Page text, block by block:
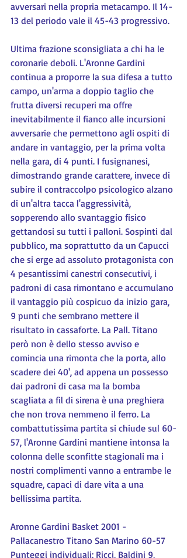
avversari nella propria metacampo. Il 14-
13 del periodo vale il 45-43 progressivo.
Ultima frazione sconsigliata a chi ha le
coronarie deboli. L'Aronne Gardini
continua a proporre la sua difesa a tutto
campo, un'arma a doppio taglio che
frutta diversi recuperi ma offre
inevitabilmente il fianco alle incursioni
avversarie che permettono agli ospiti di
andare in vantaggio, per la prima volta
nella gara, di 4 punti. I fusignanesi,
dimostrando grande carattere, invece di
subire il contraccolpo psicologico alzano
di un'altra tacca l'aggressività,
sopperendo allo svantaggio fisico
gettandosi su tutti i palloni. Sospinti dal
pubblico, ma soprattutto da un Capucci
che si erge ad assoluto protagonista con
4 pesantissimi canestri consecutivi, i
padroni di casa rimontano e accumulano
il vantaggio più cospicuo da inizio gara,
9 punti che sembrano mettere il
risultato in cassaforte. La Pall. Titano
però non è dello stesso avviso e
comincia una rimonta che la porta, allo
scadere dei 40', ad appena un possesso
dai padroni di casa ma la bomba
scagliata a fil di sirena è una preghiera
che non trova nemmeno il ferro. La
combattutissima partita si chiude sul 60-
57, l'Aronne Gardini mantiene intonsa la
colonna delle sconfitte stagionali ma i
nostri complimenti vanno a entrambe le
squadre, capaci di dare vita a una
bellissima partita.
Aronne Gardini Basket 2001 -
Pallacanestro Titano San Marino 60-57
Punteggi individuali: Ricci, Baldini 9,